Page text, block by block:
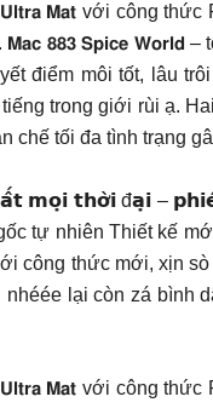
𝗠𝗮𝘁 với công
𝟴𝟴𝟯 𝗦𝗽𝗶𝗰𝗲
điểm môi tốt, lâu
trong giới rùi ạ.
chế tối đa tình trạng
𝘁𝗵𝗼̛̀𝗶 đ𝗮̣𝗶 –
tự nhiên Thiết kế
công thức mới, xịn
lại còn zá bình
𝗠𝗮𝘁 với công